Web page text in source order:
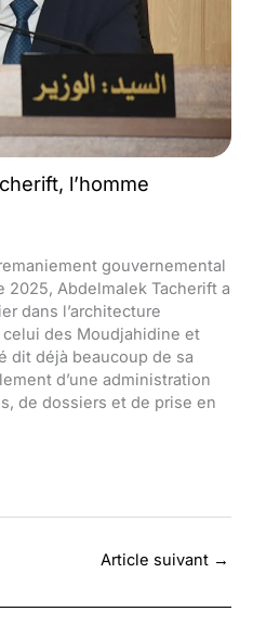
l’homme
gouvernemental
Abdelmalek Tacherift a
dans l’architecture
des Moudjahidine et
dit déjà beaucoup de sa
d’une administration
de dossiers et de prise en
Article suivant →